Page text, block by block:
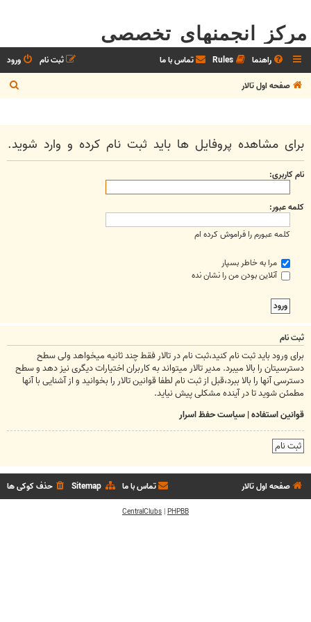
مرکز انجمنهای تخصصی
راهنما Rules تماس با ما ورود
ثبت نام
صفحه اول تالار
س
و
برای مشاهده پروفایل ها باید ثبت نام کرده و وارد شوید.
نام کاربری:
کلمه عبور:
کلمه عبورم را فراموش کرده ام
مرا به خاطر بسپار
آنلاین بودن من را نشان نده
ثبت نام
برای ورود باید ثبت نام کنید،ثبت نام در تالار فقط چند ثانیه میخواهد ولی سطح
دسترسیتان را بالا میبرد. مدیر تالار میتواند به کاربران اختیارات دیگری نیز دهد و سطح
دسترسی آنها را بالا ببرد،قبل از ثبت نام لطفا قوانین تالار را بخوانید و از آشنایی با آنها
مطمئن شوید تا در آینده مشکلی پیش نیاید.
قوانین استفاده|سیاست حفظ اسرار
ثبت نام
صفحه اول تالار حذف کوکی ها Sitemap تماس با ما
PHPBB
|
CentralClubs